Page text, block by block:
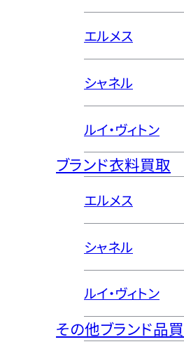
エルメス
シャネル
ルイ・ヴィトン
ブランド衣料買取
エルメス
シャネル
ルイ・ヴィトン
その他ブランド品